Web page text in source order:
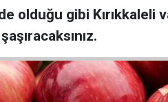
olduğu gibi Kırıkkaleli